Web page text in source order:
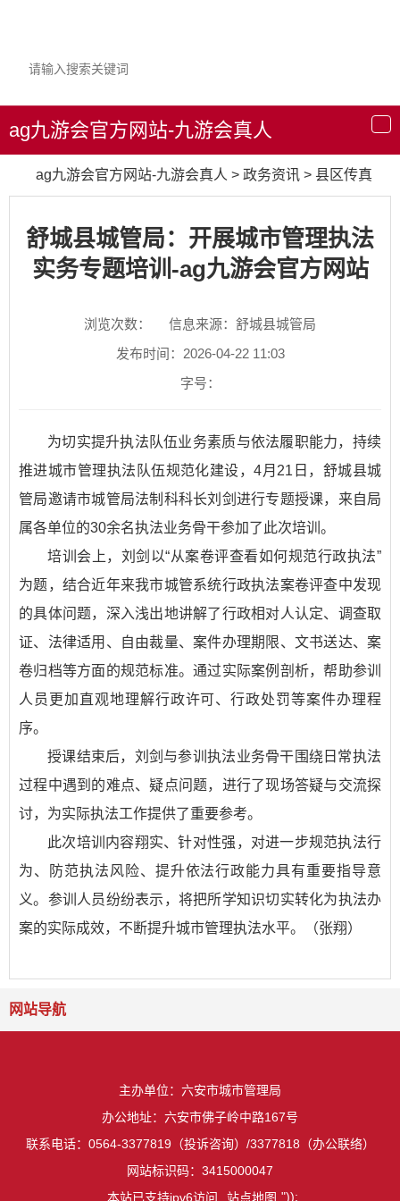
导
航
ag九游会官方网站-九游会真人
ag九游会官方网站-九游会真人 > 政务资讯 > 县区传真
舒城县城管局：开展城市管理执法
实务专题培训-ag九游会官方网站
浏览次数：
信息来源：舒城县城管局
发布时间：2026-04-22 11:03
字号：
为切实提升执法队伍业务素质与依法履职能力，持续
推进城市管理执法队伍规范化建设，4月21日，舒城县城
管局邀请市城管局法制科科长刘剑进行专题授课，来自局
属各单位的30余名执法业务骨干参加了此次培训。
培训会上，刘剑以“从案卷评查看如何规范行政执法”
为题，结合近年来我市城管系统行政执法案卷评查中发现
的具体问题，深入浅出地讲解了行政相对人认定、调查取
证、法律适用、自由裁量、案件办理期限、文书送达、案
卷归档等方面的规范标准。通过实际案例剖析，帮助参训
人员更加直观地理解行政许可、行政处罚等案件办理程
序。
授课结束后，刘剑与参训执法业务骨干围绕日常执法
过程中遇到的难点、疑点问题，进行了现场答疑与交流探
讨，为实际执法工作提供了重要参考。
此次培训内容翔实、针对性强，对进一步规范执法行
为、防范执法风险、提升依法行政能力具有重要指导意
义。参训人员纷纷表示，将把所学知识切实转化为执法办
案的实际成效，不断提升城市管理执法水平。（张翔）
网站导航
主办单位：六安市城市管理局
办公地址：六安市佛子岭中路167号
联系电话：0564-3377819（投诉咨询）/3377818（办公联络）
网站标识码：3415000047
本站已支持ipv6访问
站点地图 "));